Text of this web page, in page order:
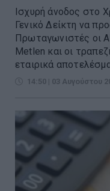
Ισχυρή άνοδος στο
Γενικό Δείκτη να
Πρωταγωνιστές οι
Metlen και οι
εταιρικά
14:50 | 03 Αυγούστου